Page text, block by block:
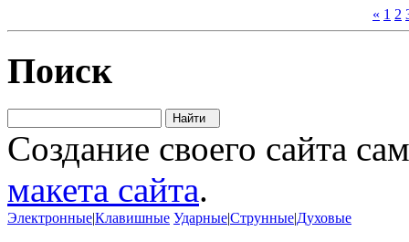
« 1 2
Поиск
Создание своего сайта
макета сайта.
Электронные|Клавишные Ударные|Струнные|Духовые